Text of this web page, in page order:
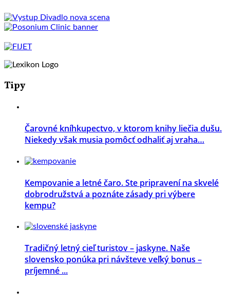
Tipy
Čarovné kníhkupectvo, v ktorom knihy liečia dušu.
Niekedy však musia pomôcť odhaliť aj vraha…
Kempovanie a letné čaro. Ste pripravení na skvelé
dobrodružstvá a poznáte zásady pri výbere
kempu?
Tradičný letný cieľ turistov – jaskyne. Naše
slovensko ponúka pri návšteve veľký bonus –
príjemné ...